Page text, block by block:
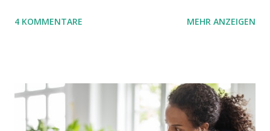
benutzen wir Material aus Grzegorz Rejchtmans Ubongo-
4 KOMMENTARE MEHR ANZEIGEN